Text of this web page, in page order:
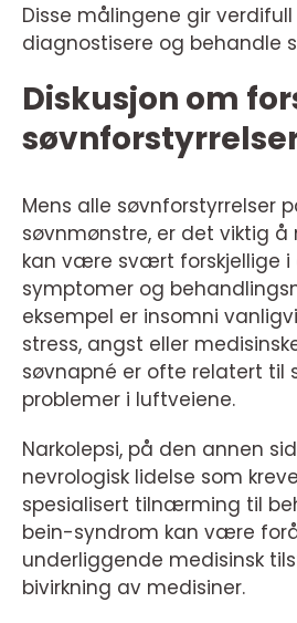
Disse målingene gir
diagnostisere og behandle
Diskusjon om
Mens alle søvnforstyrrelser
søvnmønstre, er det viktig å
kan være svært forskjellige i
symptomer og
eksempel er insomni
stress, angst eller
søvnapné er ofte relatert til
problemer i luftveiene.
Narkolepsi, på den annen
nevrologisk lidelse som
spesialisert tilnærming til
bein-syndrom kan være
underliggende medisinsk
bivirkning av medisiner.